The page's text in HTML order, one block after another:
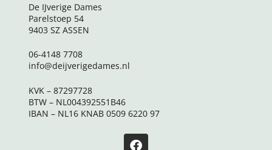
De IJverige Dames
Parelstoep 54
9403 SZ ASSEN
06-4148 7708
info@deijverigedames.nl
KVK – 87297728
BTW – NL004392551B46
IBAN – NL16 KNAB 0509 6220 97